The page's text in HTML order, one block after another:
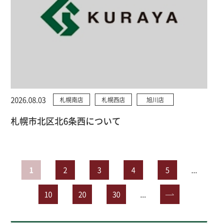
2026.08.03 札幌南店 札幌西店 旭川店
札幌市北区北6条西について
1 2 3 4 5 ...
10 20 30 ... »